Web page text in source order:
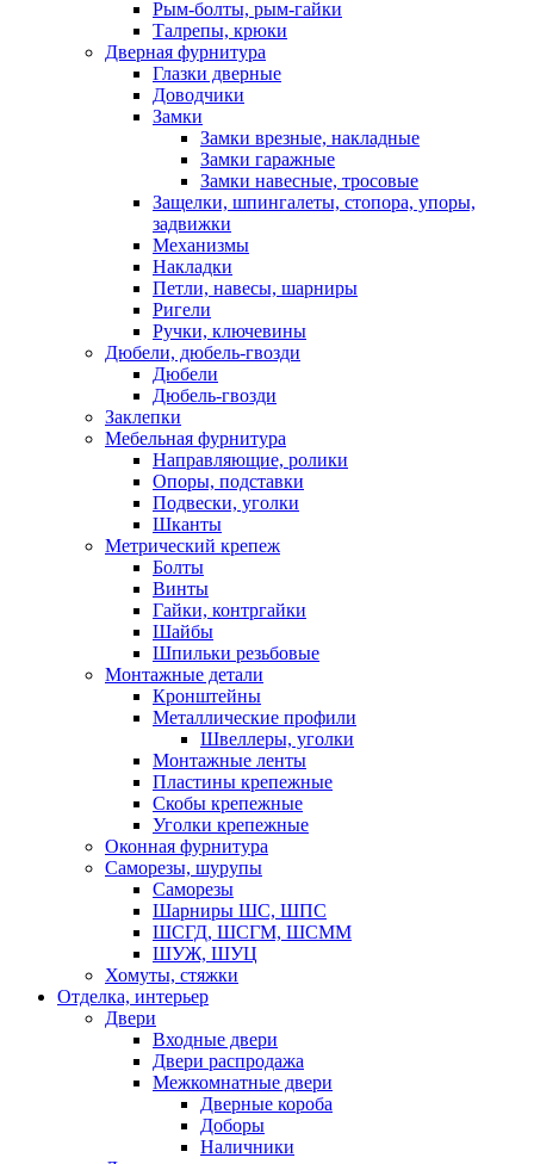
Рым-болты, рым-гайки
Талрепы, крюки
Дверная фурнитура
Глазки дверные
Доводчики
Замки
Замки врезные, накладные
Замки гаражные
Замки навесные, тросовые
Защелки, шпингалеты, стопора, упоры,
задвижки
Механизмы
Накладки
Петли, навесы, шарниры
Ригели
Ручки, ключевины
Дюбели, дюбель-гвозди
Дюбели
Дюбель-гвозди
Заклепки
Мебельная фурнитура
Направляющие, ролики
Опоры, подставки
Подвески, уголки
Шканты
Метрический крепеж
Болты
Винты
Гайки, контргайки
Шайбы
Шпильки резьбовые
Монтажные детали
Кронштейны
Металлические профили
Швеллеры, уголки
Монтажные ленты
Пластины крепежные
Скобы крепежные
Уголки крепежные
Оконная фурнитура
Саморезы, шурупы
Саморезы
Шарниры ШС, ШПС
ШСГД, ШСГМ, ШСММ
ШУЖ, ШУЦ
Хомуты, стяжки
Отделка, интерьер
Двери
Входные двери
Двери распродажа
Межкомнатные двери
Дверные короба
Доборы
Наличники